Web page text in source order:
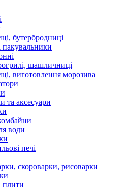
бутербродниці
пакувальники
шашличниці
виготовлення морозива
та аксесуари
води
печі
скороварки, рисоварки
плити